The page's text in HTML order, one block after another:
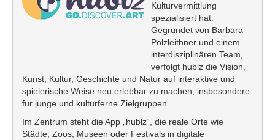
Kulturvermittlung
spezialisiert hat.
Gegründet von Barbara
Pölzleithner und einem
interdisziplinären Team,
verfolgt hublz die Vision,
Kunst, Kultur, Geschichte und Natur auf interaktive und
spielerische Weise neu erlebbar zu machen, insbesondere
für junge und kulturferne Zielgruppen.
Im Zentrum steht die App „hublz“, die reale Orte wie
Städte, Zoos, Museen oder Festivals in digitale